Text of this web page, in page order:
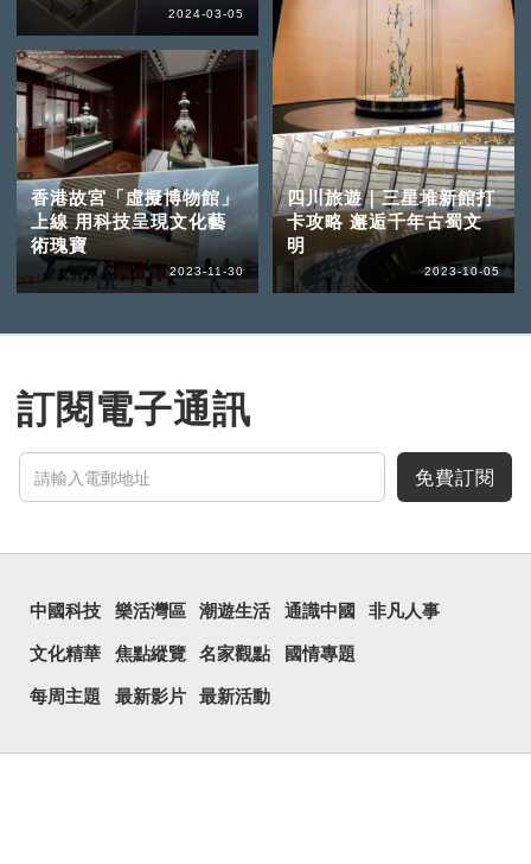
2024-03-05
香港故宮「虛擬博物館」
上線 用科技呈現文化藝
術瑰寶
2023-11-30
四川旅遊｜三星堆新館打
卡攻略 邂逅千年古蜀文
明
2023-10-05
訂閱電子通訊
免費訂閱
中國科技 樂活灣區 潮遊生活 通識中國 非凡人事
文化精華 焦點縱覽 名家觀點 國情專題
每周主題 最新影片 最新活動